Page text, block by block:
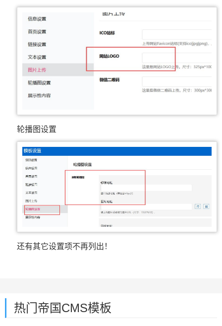
轮播图设置
还有其它设置项不再列出！
热门帝国CMS模板